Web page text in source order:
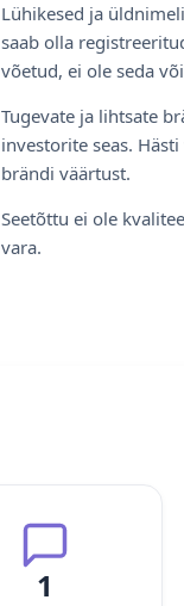
Lühikesed ja
saab olla
võetud, ei ole seda
Tugevate ja lihtsate
investorite seas.
brändi väärtust.
Seetõttu ei ole
vara.
1